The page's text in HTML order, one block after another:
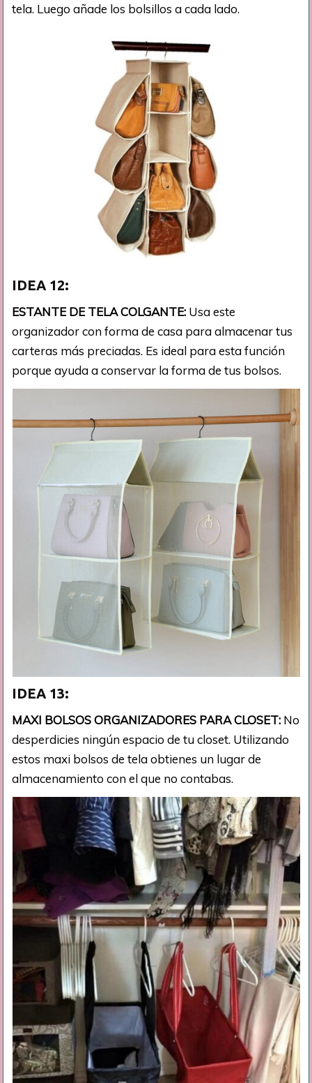
tela. Luego añade los bolsillos a cada lado.
IDEA 12:
ESTANTE DE TELA COLGANTE: Usa este
organizador con forma de casa para almacenar tus
carteras más preciadas. Es ideal para esta función
porque ayuda a conservar la forma de tus bolsos.
IDEA 13:
MAXI BOLSOS ORGANIZADORES PARA CLOSET: No
desperdicies ningún espacio de tu closet. Utilizando
estos maxi bolsos de tela obtienes un lugar de
almacenamiento con el que no contabas.